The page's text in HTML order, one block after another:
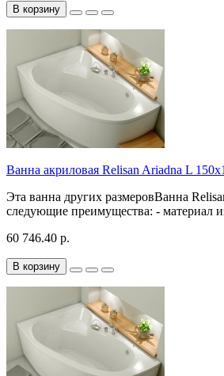
В корзину
Ванна акриловая Relisan Ariadna L
Эта ванна других размеровВанна
следующие преимущества: - материал
60 746.40 р.
В корзину